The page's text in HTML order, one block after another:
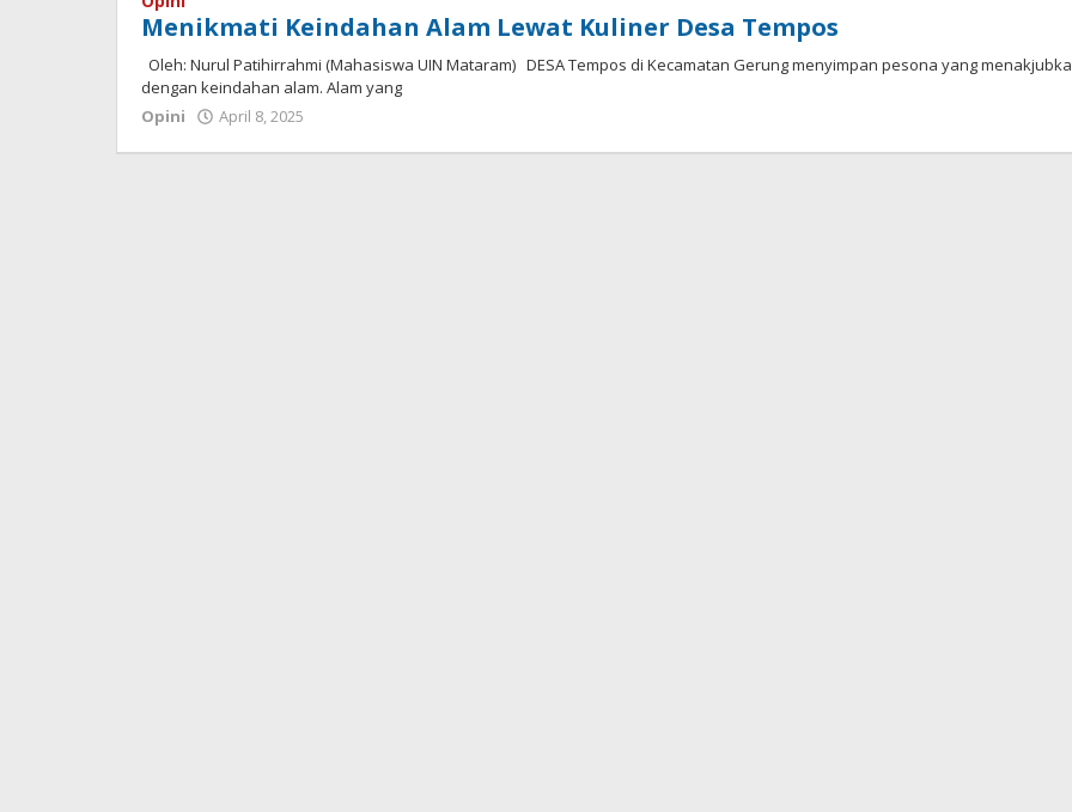
Menikmati Keindahan Alam Lewat Kuliner Desa Tempos
Oleh: Nurul Patihirrahmi (Mahasiswa UIN Mataram) DESA Tempos di Kecamatan Gerung menyimpan pesona yang
dengan keindahan alam. Alam yang
Opini
April 8, 2025